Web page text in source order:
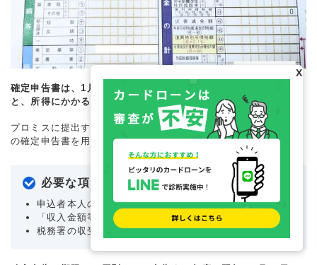
確定申告書は、1月1日から12月31日までの1年間に生じた所得
と、所得にかかる税金を算出・申告するための書類です。
プロミスに提出する場合、以下の内容を記載した最新（前年分）
の確定申告書を用意してください。
必要な項目
申込者本人の氏名
「収入金額等」および「所得金額等」
税務署の収受印
X